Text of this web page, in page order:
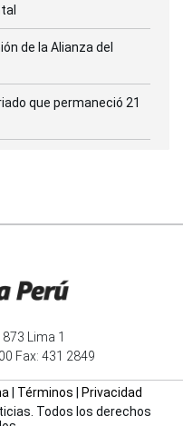
de la Alianza del
que permaneció 21
Lima 1
Fax: 431 2849
| Términos
Privacidad
Todos los derechos